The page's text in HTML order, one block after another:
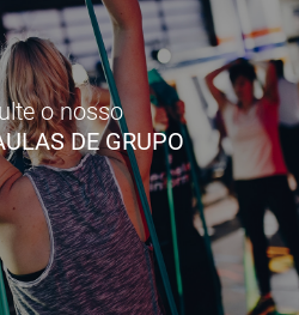
o nosso
DE GRUPO